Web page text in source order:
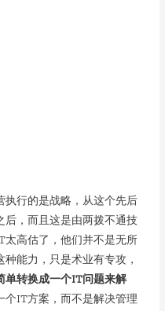
执行的是战略，从这个先后
，而且这是由两拨不通技
高估了，他们并不是无所
能力，只是术业有专攻，
单转换成一个IT问题来解
个IT方案，而不是解决管理